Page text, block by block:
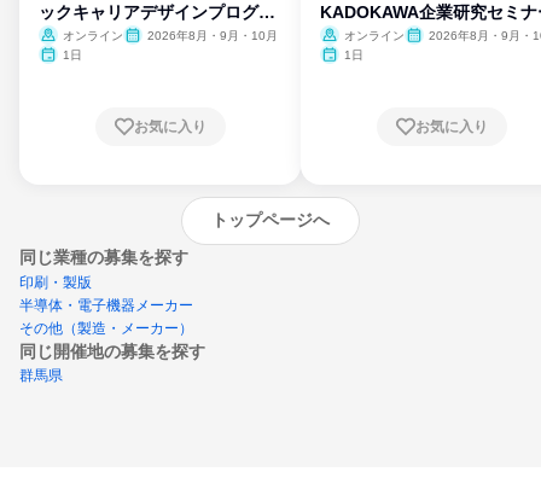
ックキャリアデザインプログラ
ム
オンライン
2026年8月・9月・10月
1日
お気に入り
KADOKAWA企業研究セミナ
オンライン
2026年8月・9月・
1日
お気に入り
トップページへ
同じ業種の募集を探す
印刷・製版
半導体・電子機器メーカー
その他（製造・メーカー）
同じ開催地の募集を探す
群馬県